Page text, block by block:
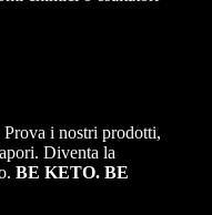
i nostri prodotti,
Diventa la
BE KETO. BE